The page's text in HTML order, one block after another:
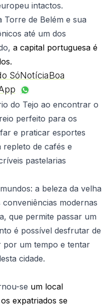
intactos.
Torre de Belém e sua
até um dos
a capital portuguesa é
SóNotíciaBoa
do Tejo ao encontrar o
perfeito para os
e praticar esportes
de cafés e
pastelarias
a beleza da velha
modernas
que permite passar um
é possível desfrutar de
por um tempo e tentar
cidade.
se um local
expatriados se